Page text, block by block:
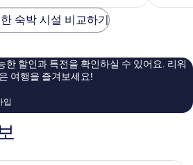
₩307,644
점,
요,
이
숙박 시설 비교하기
한 할인과 특전을 확인하실 수 있어요. 리워
여행을 즐겨보세요!
입